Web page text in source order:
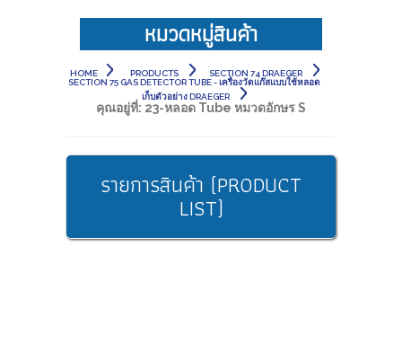
หมวดหมู่สินค้า
HOME PRODUCTS
SECTION 74 DRAEGER
SECTION 75 GAS DETECTOR TUBE - เครื่องวัดแก๊สแบบใช้หลอด
เก็บตัวอย่าง DRAEGER
คุณอยู่ที่: 23-หลอด Tube หมวดอักษร S
รายการสินค้า (PRODUCT
LIST)